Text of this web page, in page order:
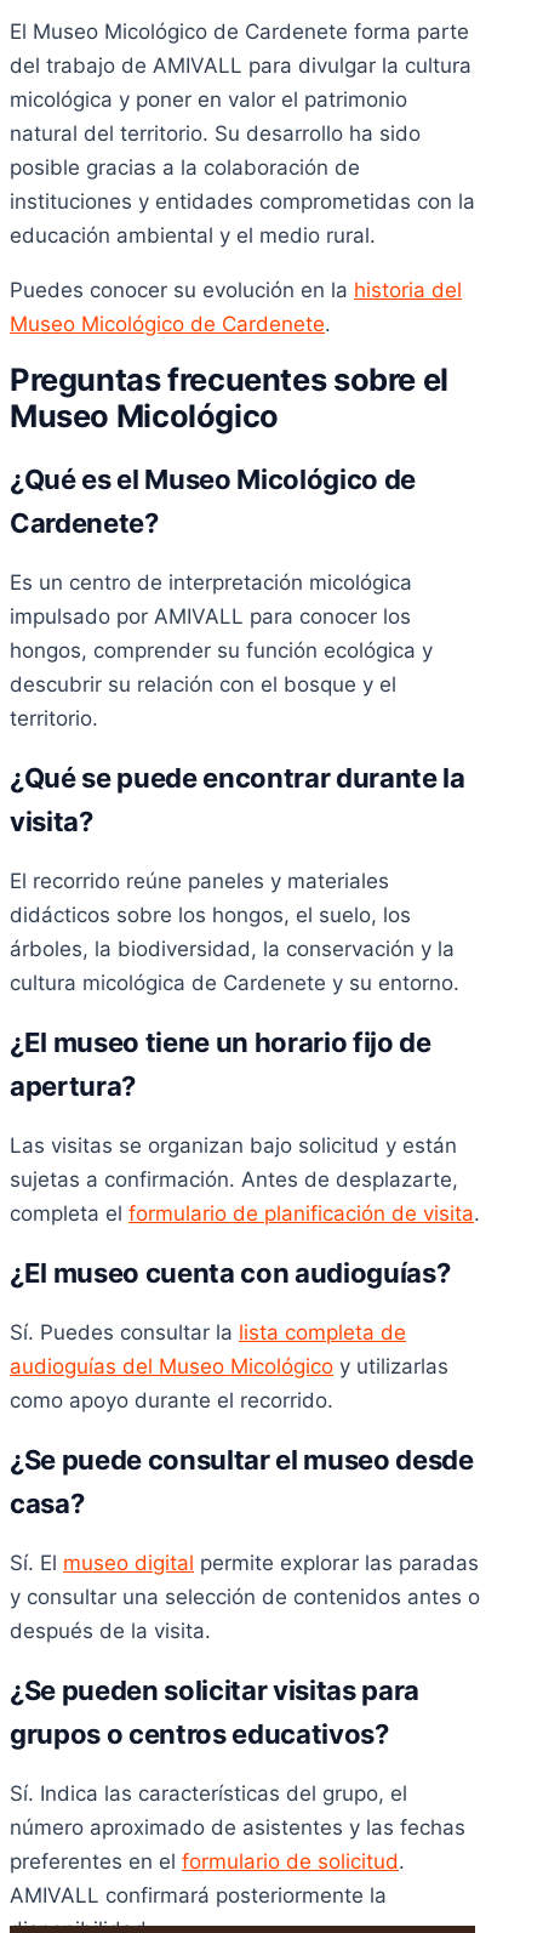
El Museo Micológico de Cardenete forma parte
del trabajo de AMIVALL para divulgar la cultura
micológica y poner en valor el patrimonio
natural del territorio. Su desarrollo ha sido
posible gracias a la colaboración de
instituciones y entidades comprometidas con la
educación ambiental y el medio rural.
Puedes conocer su evolución en la historia del
Museo Micológico de Cardenete.
Preguntas frecuentes sobre el
Museo Micológico
¿Qué es el Museo Micológico de
Cardenete?
Es un centro de interpretación micológica
impulsado por AMIVALL para conocer los
hongos, comprender su función ecológica y
descubrir su relación con el bosque y el
territorio.
¿Qué se puede encontrar durante la
visita?
El recorrido reúne paneles y materiales
didácticos sobre los hongos, el suelo, los
árboles, la biodiversidad, la conservación y la
cultura micológica de Cardenete y su entorno.
¿El museo tiene un horario fijo de
apertura?
Las visitas se organizan bajo solicitud y están
sujetas a confirmación. Antes de desplazarte,
completa el formulario de planificación de visita.
¿El museo cuenta con audioguías?
Sí. Puedes consultar la lista completa de
audioguías del Museo Micológico y utilizarlas
como apoyo durante el recorrido.
¿Se puede consultar el museo desde
casa?
Sí. El museo digital permite explorar las paradas
y consultar una selección de contenidos antes o
después de la visita.
¿Se pueden solicitar visitas para
grupos o centros educativos?
Sí. Indica las características del grupo, el
número aproximado de asistentes y las fechas
preferentes en el formulario de solicitud.
AMIVALL confirmará posteriormente la